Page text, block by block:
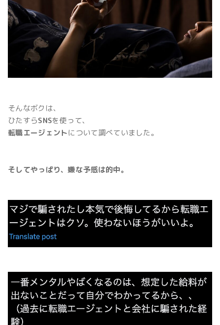
そんなボクは、
ひたすらSNSを使って、
転職エージェントについて調べていました。
そしてやっぱり、嫌な予感は的中。